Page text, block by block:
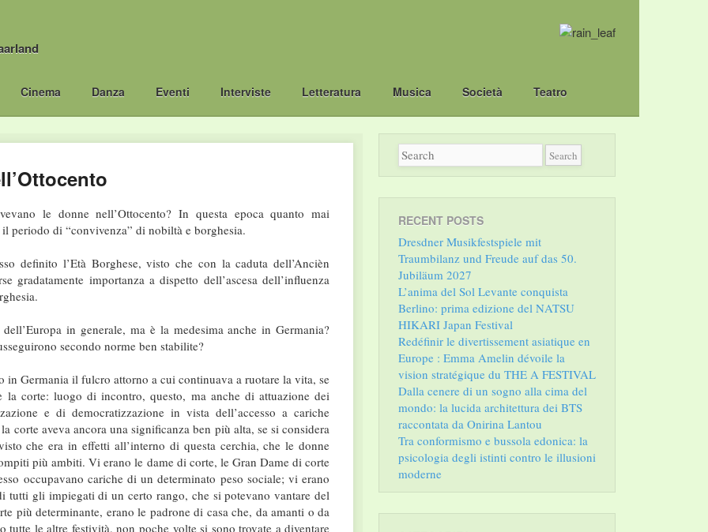
Cinema Danza Eventi Interviste Letteratura Musica Società Teatro
le donne nell’Ottocento? In questa epoca quanto mai
il periodo di “convivenza” di nobiltà e borghesia.
definito l’Età Borghese, visto che con la caduta dell’Ancièn
gradatamente importanza a dispetto dell’ascesa dell’influenza
in generale, ma è la medesima anche in Germania?
secondo norme ben stabilite?
in Germania il fulcro attorno a cui continuava a ruotare la vita, se
corte: luogo di incontro, questo, ma anche di attuazione dei
e di democratizzazione in vista dell’accesso a cariche
corte aveva ancora una significanza ben più alta, se si considera
che era in effetti all’interno di questa cerchia, che le donne
più ambiti. Vi erano le dame di corte, le Gran Dame di corte
occupavano cariche di un determinato peso sociale; vi erano
gli impiegati di un certo rango, che si potevano vantare del
più determinante, erano le padrone di casa che, da amanti o da
tutte le altre festività, non poche volte si sono trovate a diventare
RECENT POSTS
Dresdner Musikfestspiele mit
Traumbilanz und Freude auf das 50.
Jubiläum 2027
L’anima del Sol Levante conquista
Berlino: prima edizione del NATSU
HIKARI Japan Festival
Redéfinir le divertissement asiatique en
Europe : Emma Amelin dévoile la
vision stratégique du THE A FESTIVAL
Dalla cenere di un sogno alla cima del
mondo: la lucida architettura dei BTS
raccontata da Onirina Lantou
Tra conformismo e bussola edonica: la
psicologia degli istinti contro le illusioni
moderne